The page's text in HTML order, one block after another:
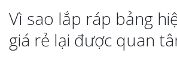
Vì sao lắp ráp bảng
giá rẻ lại được quan